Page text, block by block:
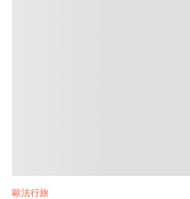
歐法行旅